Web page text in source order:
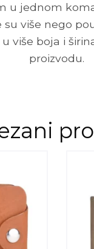
u jednom
više nego
više boja i
proizvodu.